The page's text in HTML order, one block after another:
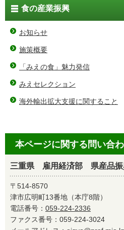
食の産業振興
お知らせ
施策概要
「みえの食」魅力発信
みえセレクション
海外輸出拡大支援に関すること
本ページに関する問い合
三重県 雇用経済部 県産品
〒514-8570
津市広明町13番地（本庁8階）
電話番号： 059-224-2336
ファクス番号：059-224-3024